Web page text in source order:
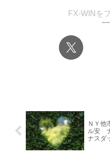
FX-WINを
ＮＹ
ル安
ナスダ